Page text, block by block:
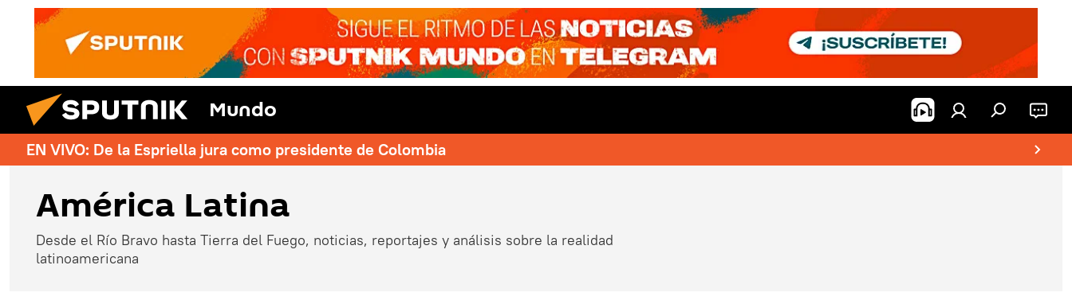
Mundo
EN VIVO: De la Espriella jura como presidente de Colombia
América Latina
Desde el Río Bravo hasta Tierra del Fuego, noticias, reportajes y análisis sobre la realidad
latinoamericana